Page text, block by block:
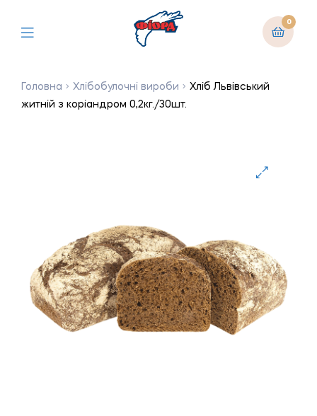
0
Головна Хлібобулочні вироби
Хліб Львівський
житній з коріандром 0,2кг./30шт.